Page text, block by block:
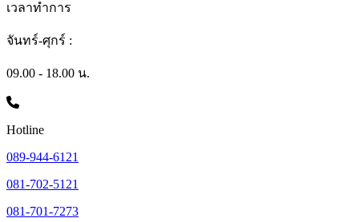
เวลาทำการ
จันทร์-ศุกร์ :
09.00 - 18.00 น.
Hotline
089-944-6121
081-702-5121
081-701-7273